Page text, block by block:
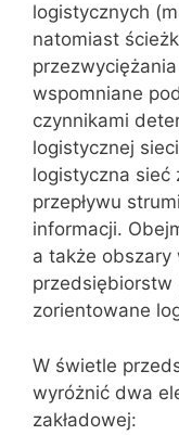
logistycznych
natomiast
wspomniane
czynnikami
logistycznej
logistyczna sieć
przepływu
informacji.
a także obszary
przedsiębiorstw
zorientowane
W świetle
wyróżnić dwa
zakładowej: